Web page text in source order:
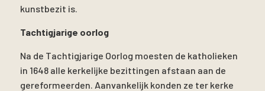
kunstbezit is.
Tachtigjarige oorlog
Na de Tachtigjarige Oorlog moesten de katholieken
in 1648 alle kerkelijke bezittingen afstaan aan de
gereformeerden. Aanvankelijk konden ze ter kerke